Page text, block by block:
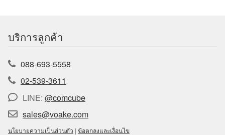
บริการลูกค้า
088-693-5558
02-539-3611
LINE: @comcube
sales@voake.com
นโยบายความเป็นส่วนตัว | ข้อตกลงและเงื่อนไข